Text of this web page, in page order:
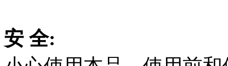
安 全: